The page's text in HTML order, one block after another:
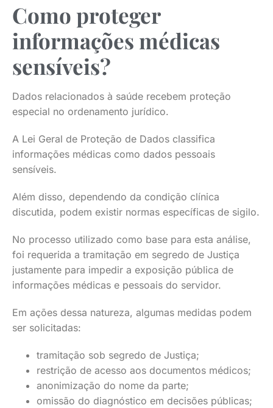
Como proteger
informações médicas
sensíveis?
Dados relacionados à saúde recebem proteção
especial no ordenamento jurídico.
A Lei Geral de Proteção de Dados classifica
informações médicas como dados pessoais
sensíveis.
Além disso, dependendo da condição clínica
discutida, podem existir normas específicas de sigilo.
No processo utilizado como base para esta análise,
foi requerida a tramitação em segredo de Justiça
justamente para impedir a exposição pública de
informações médicas e pessoais do servidor.
Em ações dessa natureza, algumas medidas podem
ser solicitadas:
tramitação sob segredo de Justiça;
restrição de acesso aos documentos médicos;
anonimização do nome da parte;
omissão do diagnóstico em decisões públicas;